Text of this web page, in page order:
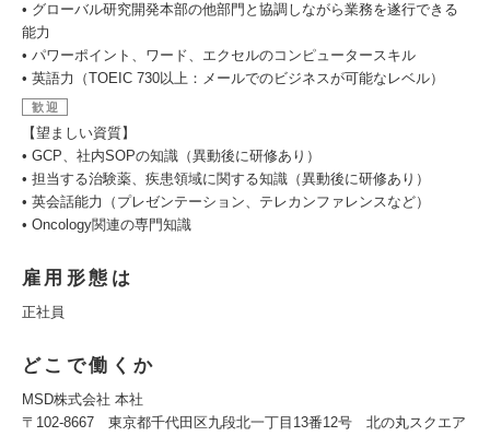
• グローバル研究開発本部の他部門と協調しながら業務を遂行できる
能力
• パワーポイント、ワード、エクセルのコンピュータースキル
• 英語力（TOEIC 730以上：メールでのビジネスが可能なレベル）
歓迎
【望ましい資質】
• GCP、社内SOPの知識（異動後に研修あり）
• 担当する治験薬、疾患領域に関する知識（異動後に研修あり）
• 英会話能力（プレゼンテーション、テレカンファレンスなど）
• Oncology関連の専門知識
雇用形態は
正社員
どこで働くか
MSD株式会社 本社
〒102-8667 東京都千代田区九段北一丁目13番12号 北の丸スクエア